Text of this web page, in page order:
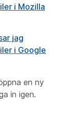
i Mozilla
jag
i Google
en ny
in igen.